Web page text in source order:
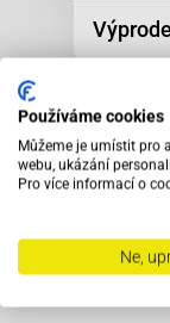
Používáme cookies
Můžeme je umístit pro
webu, ukázání
Pro více informací o
Ne,